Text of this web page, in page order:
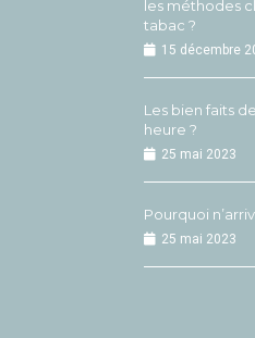
les méthodes
tabac ?
15 décembre
Les bien faits
heure ?
25 mai 2023
Pourquoi
25 mai 2023